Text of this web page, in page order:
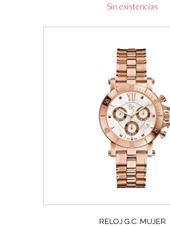
Sin existencias
RELOJ G.C. MUJER